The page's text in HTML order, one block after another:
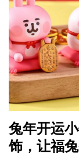
兔年开运
饰，让福